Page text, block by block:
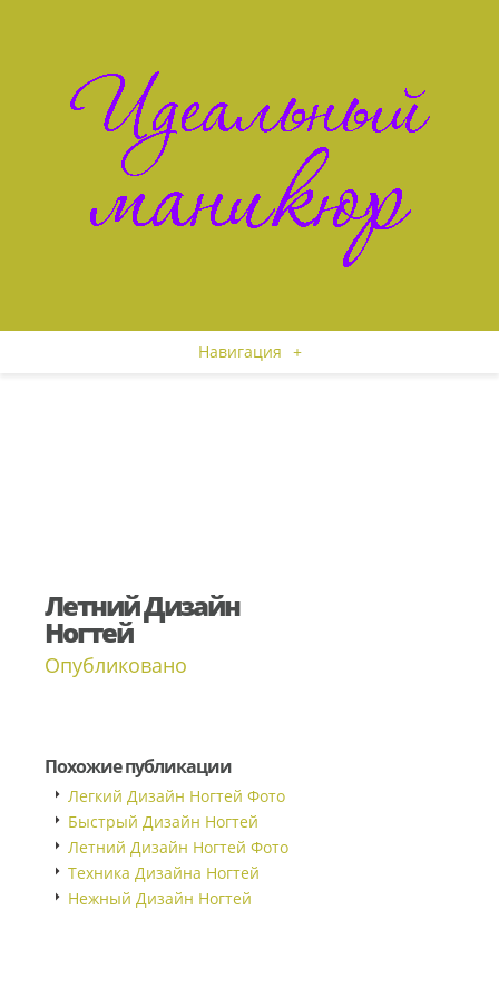
Навигация +
Летний Дизайн
Ногтей
Опубликовано
Похожие публикации
Легкий Дизайн Ногтей Фото
Быстрый Дизайн Ногтей
Летний Дизайн Ногтей Фото
Техника Дизайна Ногтей
Нежный Дизайн Ногтей